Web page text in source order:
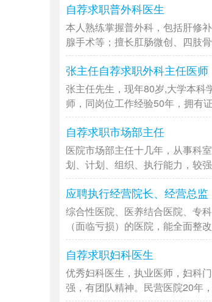
自荐求职普外科医生
本人熟练掌握普外科，包括肝修
腺手术等；擅长肛肠微创、四肢
张主任自荐求职外科主任医师
张主任先生，现年80岁,大学本科
师，同岗位工作经验50年，拥有
自荐求职市场部主任
医院市场部主任十几年，从事科
划、计划、组织、执行能力，较
应聘执行经营院长、经营总监
综合性医院、医养结合医院、专
（面临亏损）的医院，能全面整
自荐求职妇科医生
优秀妇科医生，执业医师，妇科
强，有团队精神。民营医院20年